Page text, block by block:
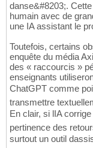
danse&#8203;.
humain avec de
une IA assistant le
Toutefois, certains
enquête du média
des « raccourcis »
enseignants
ChatGPT comme
transmettre
En clair, si lIA
pertinence des
surtout un outil